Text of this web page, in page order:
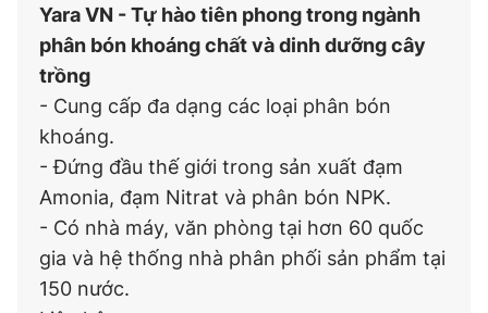
Yara VN - Tự hào tiên phong trong ngành
phân bón khoáng chất và dinh dưỡng cây
trồng
- Cung cấp đa dạng các loại phân bón
khoáng.
- Đứng đầu thế giới trong sản xuất đạm
Amonia, đạm Nitrat và phân bón NPK.
- Có nhà máy, văn phòng tại hơn 60 quốc
gia và hệ thống nhà phân phối sản phẩm tại
150 nước.